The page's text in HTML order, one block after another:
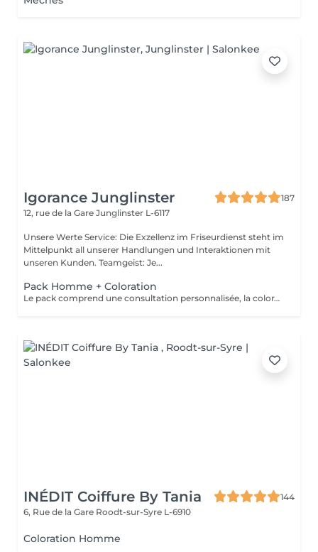
Igorance Junglinster
187
12, rue de la Gare Junglinster L-6117
Unsere Werte Service: Die Exzellenz im Friseurdienst steht im
Mittelpunkt all unserer Handlungen und Interaktionen mit
unseren Kunden. Teamgeist: Je...
Pack Homme + Coloration
Le pack comprend une consultation personnalisée, la coloration avec les produits LOREAL PROFESSIONNEL , shampooing et conditionneur spécifiques REDKEN , la coupe IGORANCE ( finitions sur cheveux secs) , les produits de styling REDKEN * Tarifs à titre indicatifs à confirmer après la consultation personnalisée établit auprès de votre coiffeur/stylist/spécialiste * La direction se réserve le droit d’apporter des modifications pour le bon fonctionnement du salon
INÉDIT Coiffure By Tania
144
6, Rue de la Gare Roodt-sur-Syre L-6910
Coloration Homme